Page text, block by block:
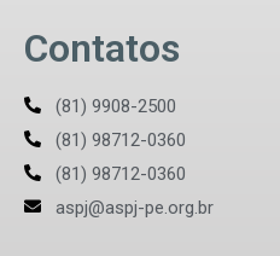
Contatos
(81) 9908-2500
(81) 98712-0360
(81) 98712-0360
aspj@aspj-pe.org.br